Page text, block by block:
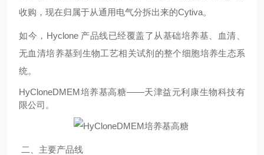
收购，现在归属于从通用电气分拆出来的Cytiva。
如今， Hyclone 产品线已经覆盖了从基础培养基、血清、
无血清培养基到生物工艺相关试剂的整个细胞培养生态系
统。
HyCloneDMEM培养基高糖——天津益元利康生物科技有
限公司。
二、主要产品线